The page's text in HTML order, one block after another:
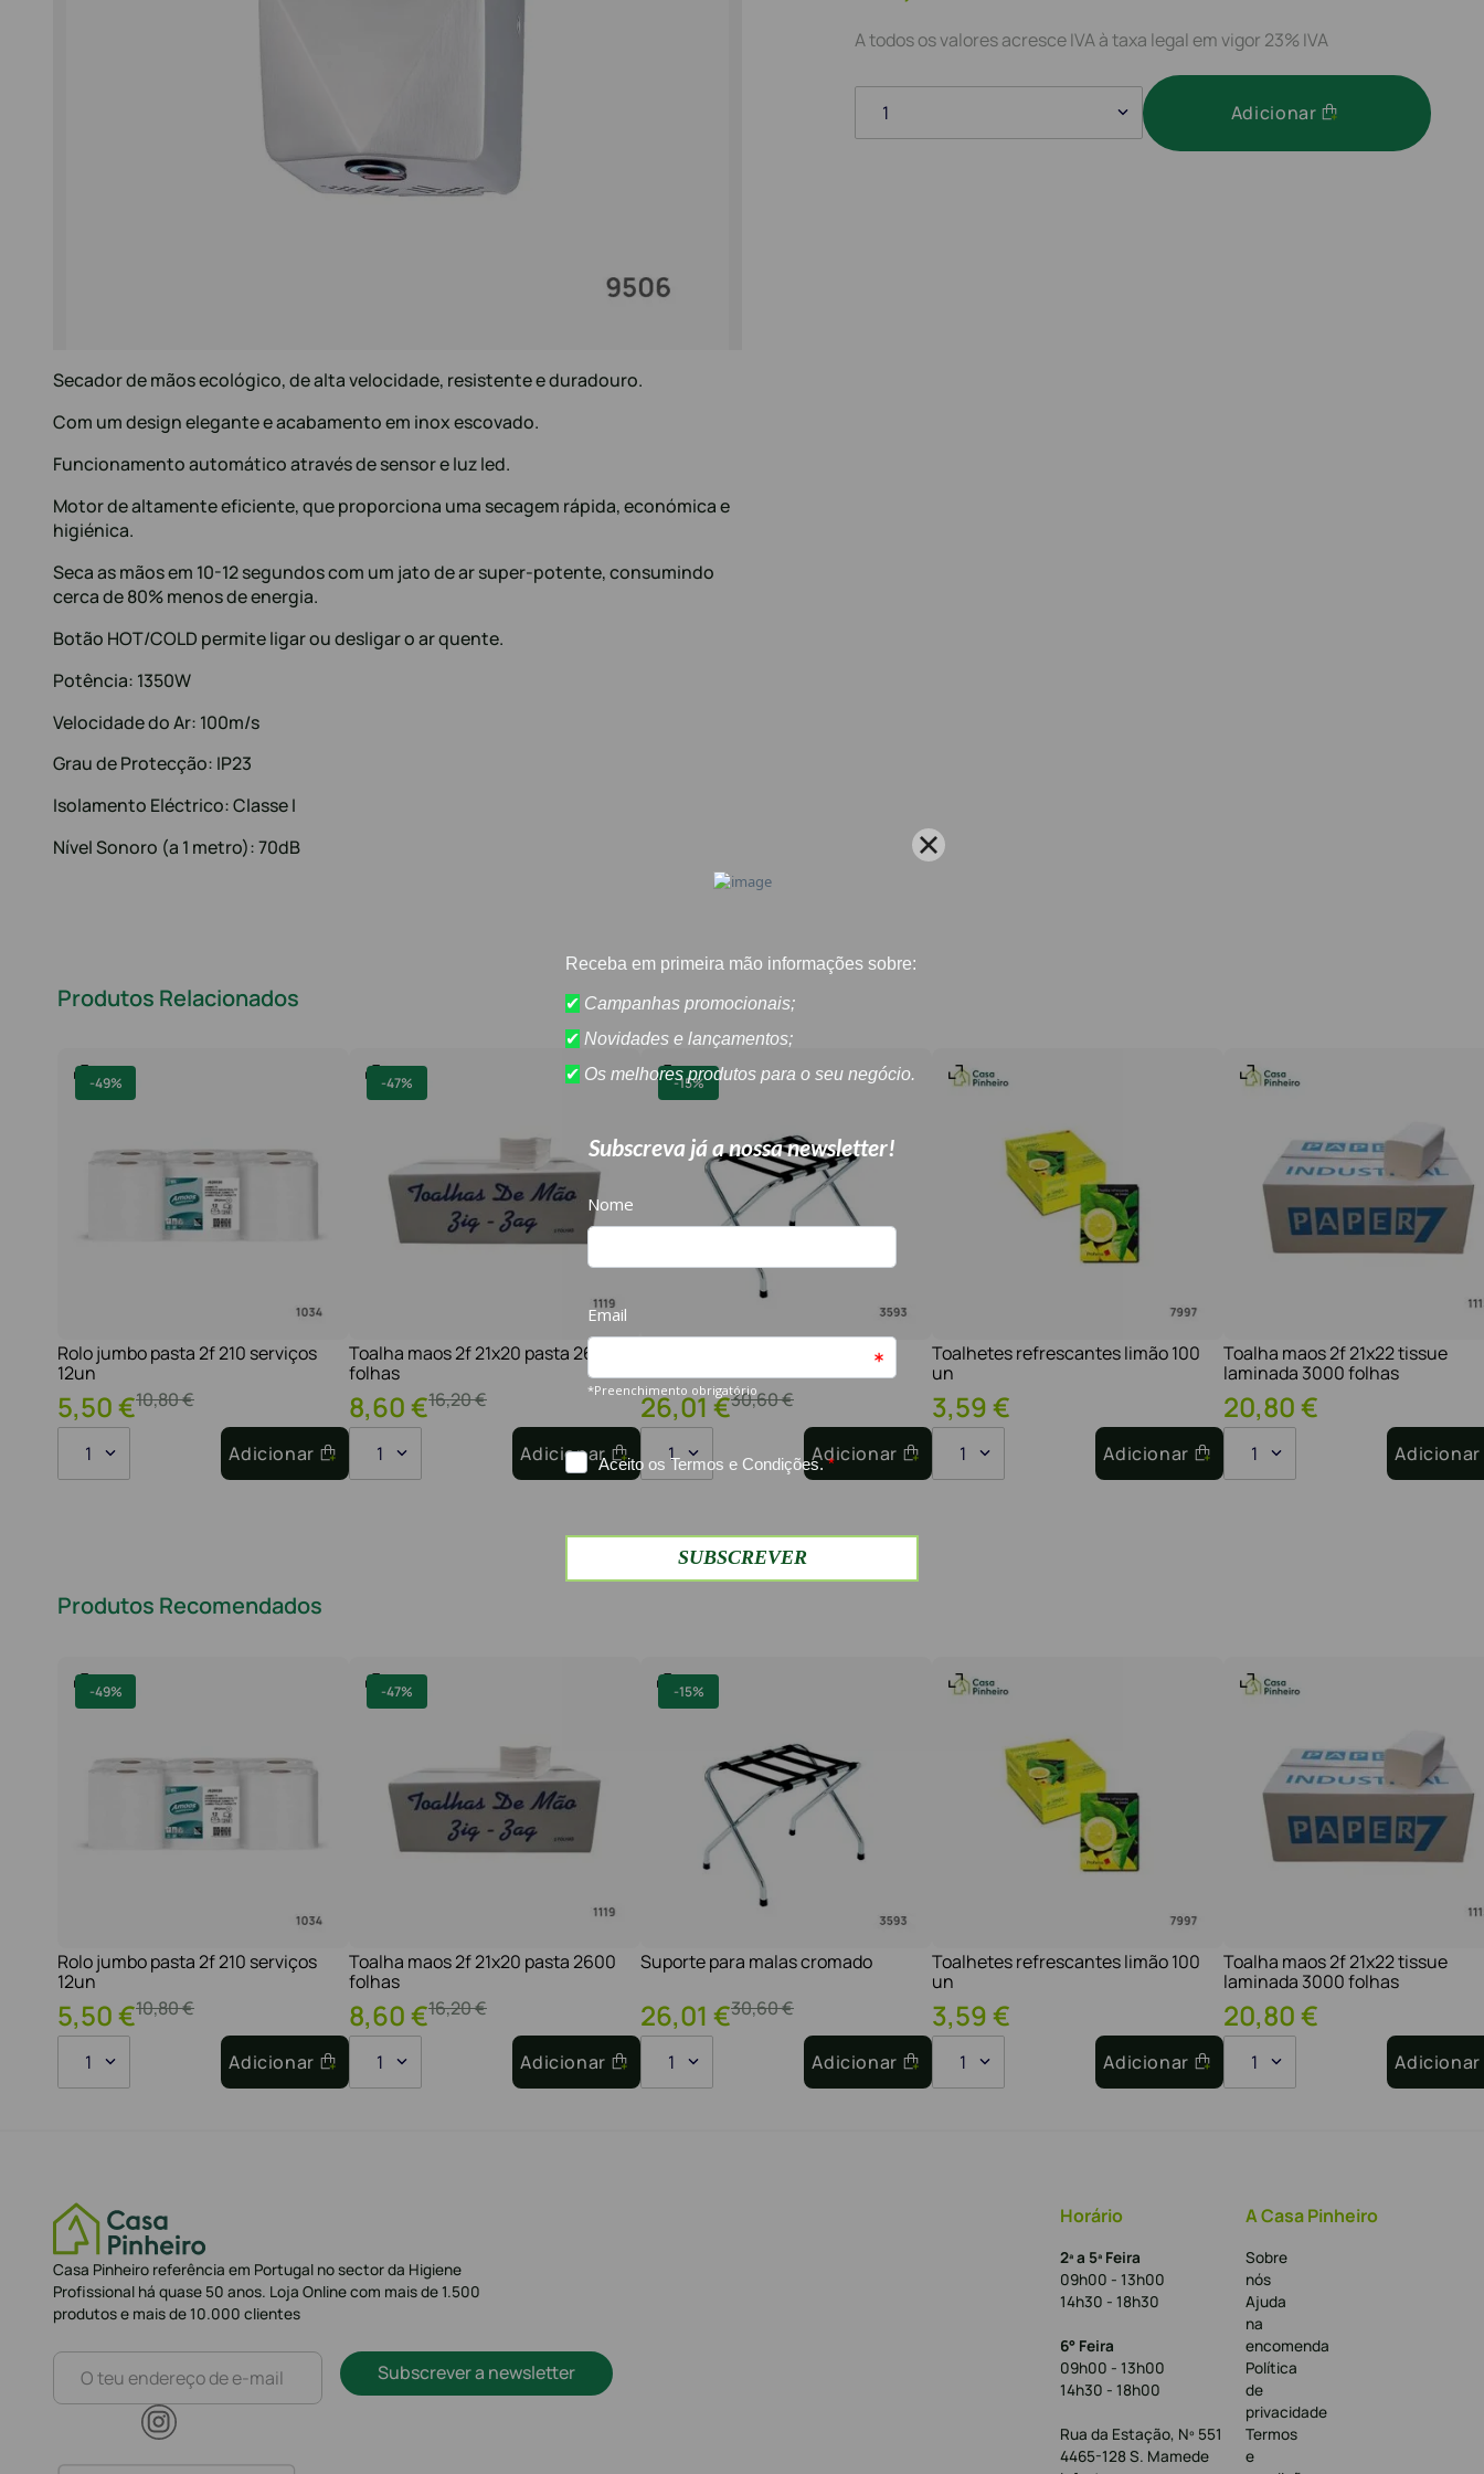
Secador de mãos ecológico, de alta velocidade, resistente e duradouro.
Com um design elegante e acabamento em inox escovado.
Funcionamento automático através de sensor e luz led.
Motor de altamente eficiente, que proporciona uma secagem rápida, económica e
higiénica.
Seca as mãos em 10-12 segundos com um jato de ar super-potente, consumindo
cerca de 80% menos de energia.
Botão HOT/COLD permite ligar ou desligar o ar quente.
Potência: 1350W
Velocidade do Ar: 100m/s
Grau de Protecção: IP23
Isolamento Eléctrico: Classe I
Nível Sonoro (a 1 metro): 70dB
A todos os valores acresce IVA à taxa legal em vigor 23% IVA
1 Adicionar
Produtos Relacionados
-49%
Rolo jumbo pasta 2f 210 serviços
12un
10,80€
5,50€
1 Adicionar
-47%
Toalha maos 2f 21x20 pasta 2600
folhas
16,20€
8,60€
1 Adicionar
-15%
30,60€
26,01 €
1 Adicionar
Toalhetes refrescantes limão 100
un
3,59€
1 Adicionar
Toalha maos 2f 21x22 tissue
laminada 3000 folhas
20,80€
1 Adicionar
Produtos Recomendados
-49%
Rolo jumbo pasta 2f 210 serviços
12un
10,80€
5,50€
1 Adicionar
-47%
Toalha maos 2f 21x20 pasta 2600
folhas
16,20€
8,60€
1 Adicionar
-15%
Suporte para malas cromado
30,60€
26,01 €
1 Adicionar
Toalhetes refrescantes limão 100
un
3,59€
1 Adicionar
Toalha maos 2f 21x22 tissue
laminada 3000 folhas
20,80€
1 Adicionar
Casa Pinheiro referência em Portugal no sector da Higiene
Profissional há quase 50 anos. Loja Online com mais de 1.500
produtos e mais de 10.000 clientes
Subscrever a newsletter
Horário
2ª a 5ª Feira
09h00 - 13h00
14h30 - 18h30
6° Feira
09h00 - 13h00
14h30 - 18h00
Rua da Estação, Nº 551
4465-128 S. Mamede
A Casa Pinheiro
Sobre
nós
Ajuda
na
encomenda
Política
de
privacidade
Termos
e